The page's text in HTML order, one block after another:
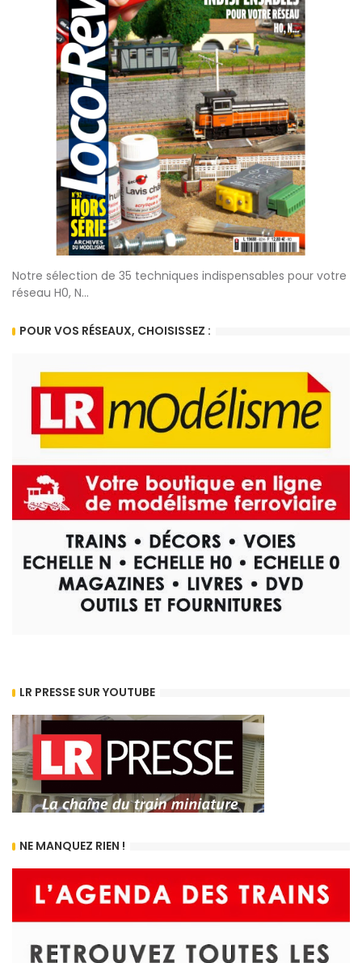
Notre sélection de 35 techniques indispensables pour votre
réseau H0, N...
POUR VOS RÉSEAUX, CHOISISSEZ :
LR PRESSE SUR YOUTUBE
NE MANQUEZ RIEN !